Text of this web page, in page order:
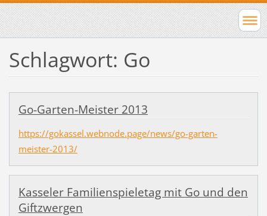
Schlagwort: Go
Go-Garten-Meister 2013
https://gokassel.webnode.page/news/go-garten-
meister-2013/
Kasseler Familienspieletag mit Go und den
Giftzwergen